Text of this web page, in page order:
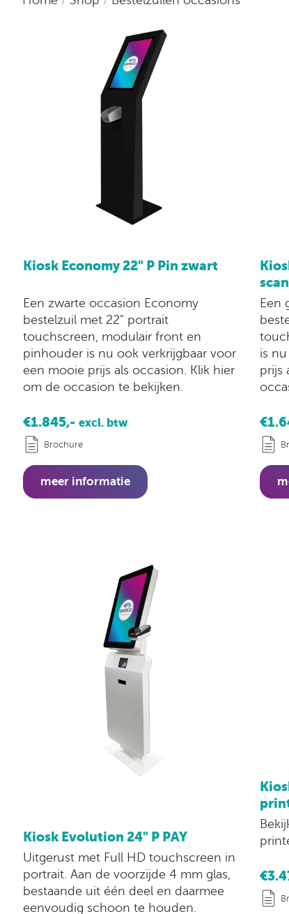
Kiosk Economy 22" P Pin zwart
Een zwarte occasion Economy
bestelzuil met 22" portrait
touchscreen, modulair front en
pinhouder is nu ook verkrijgbaar voor
een mooie prijs als occasion. Klik hier
om de occasion te bekijken.
€1.845,- excl. btw
Brochure
meer informatie
Een
is
prijs
Kiosk Evolution 24" P PAY
Uitgerust met Full HD touchscreen in
portrait. Aan de voorzijde 4 mm glas,
bestaande uit één deel en daarmee
eenvoudig schoon te houden.